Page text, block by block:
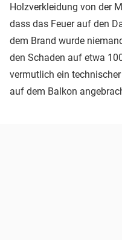
Holzverkleidung von der
dass das Feuer auf den
dem Brand wurde
den Schaden auf etwa
vermutlich ein
auf dem Balkon